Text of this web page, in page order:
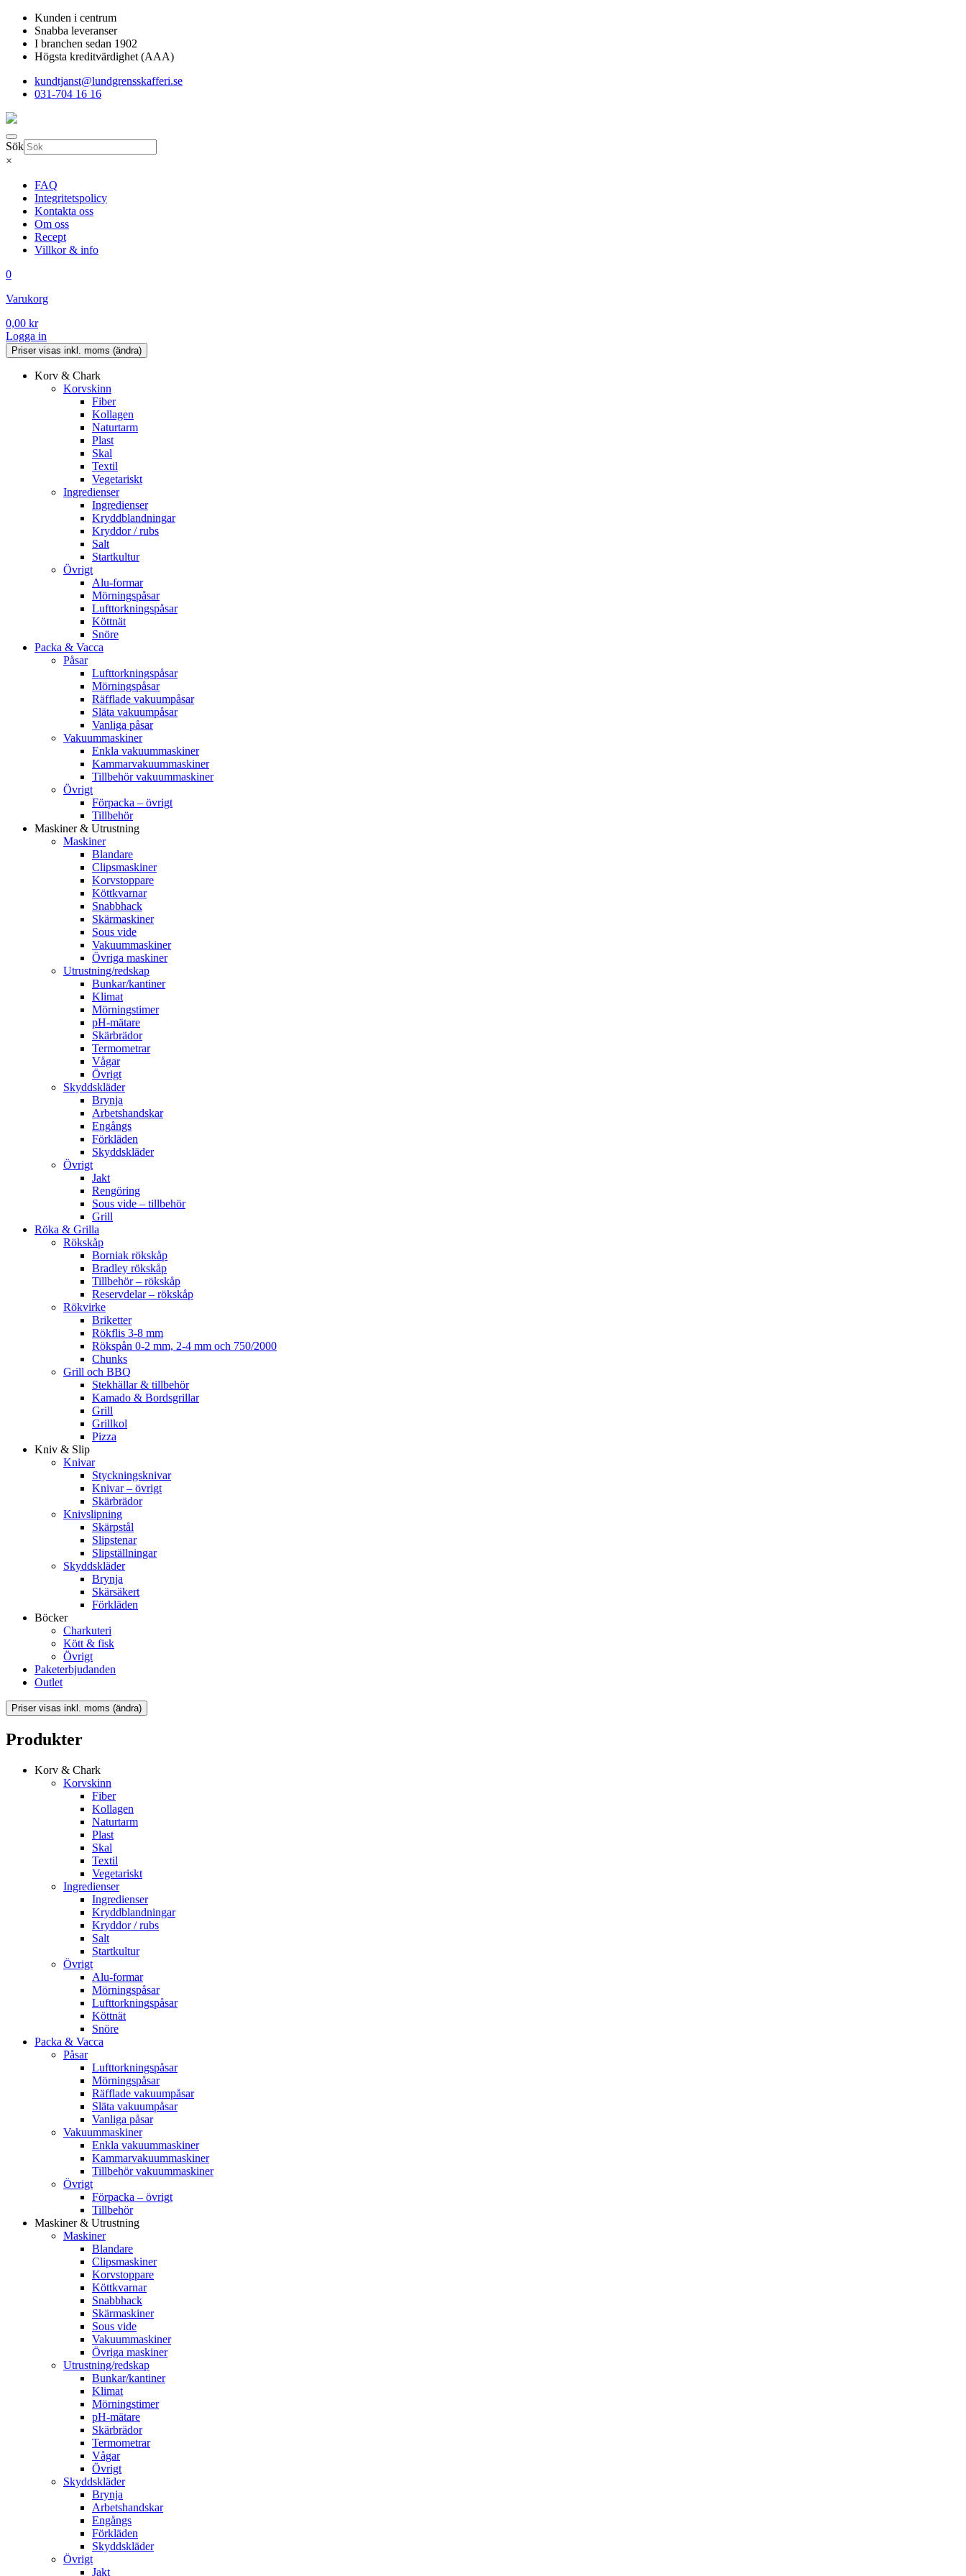
Kunden i centrum
Snabba leveranser
I branchen sedan 1902
Högsta kreditvärdighet (AAA)
kundtjanst@lundgrensskafferi.se
031-704 16 16
Sök
×
FAQ
Integritetspolicy
Kontakta oss
Om oss
Recept
Villkor & info
0
Varukorg
0,00 kr
Logga in
Korv & Chark
Korvskinn
Fiber
Kollagen
Naturtarm
Plast
Skal
Textil
Vegetariskt
Ingredienser
Ingredienser
Kryddblandningar
Kryddor / rubs
Salt
Startkultur
Övrigt
Alu-formar
Mörningspåsar
Lufttorkningspåsar
Köttnät
Snöre
Packa & Vacca
Påsar
Lufttorkningspåsar
Mörningspåsar
Räfflade vakuumpåsar
Släta vakuumpåsar
Vanliga påsar
Vakuummaskiner
Enkla vakuummaskiner
Kammarvakuummaskiner
Tillbehör vakuummaskiner
Övrigt
Förpacka – övrigt
Tillbehör
Maskiner & Utrustning
Maskiner
Blandare
Clipsmaskiner
Korvstoppare
Köttkvarnar
Snabbhack
Skärmaskiner
Sous vide
Vakuummaskiner
Övriga maskiner
Utrustning/redskap
Bunkar/kantiner
Klimat
Mörningstimer
pH-mätare
Skärbrädor
Termometrar
Vågar
Övrigt
Skyddskläder
Brynja
Arbetshandskar
Engångs
Förkläden
Skyddskläder
Övrigt
Jakt
Rengöring
Sous vide – tillbehör
Grill
Röka & Grilla
Rökskåp
Borniak rökskåp
Bradley rökskåp
Tillbehör – rökskåp
Reservdelar – rökskåp
Rökvirke
Briketter
Rökflis 3-8 mm
Rökspån 0-2 mm, 2-4 mm och 750/2000
Chunks
Grill och BBQ
Stekhällar & tillbehör
Kamado & Bordsgrillar
Grill
Grillkol
Pizza
Kniv & Slip
Knivar
Styckningsknivar
Knivar – övrigt
Skärbrädor
Knivslipning
Skärpstål
Slipstenar
Slipställningar
Skyddskläder
Brynja
Skärsäkert
Förkläden
Böcker
Charkuteri
Kött & fisk
Övrigt
Paketerbjudanden
Outlet
Produkter
Korv & Chark
Korvskinn
Fiber
Kollagen
Naturtarm
Plast
Skal
Textil
Vegetariskt
Ingredienser
Ingredienser
Kryddblandningar
Kryddor / rubs
Salt
Startkultur
Övrigt
Alu-formar
Mörningspåsar
Lufttorkningspåsar
Köttnät
Snöre
Packa & Vacca
Påsar
Lufttorkningspåsar
Mörningspåsar
Räfflade vakuumpåsar
Släta vakuumpåsar
Vanliga påsar
Vakuummaskiner
Enkla vakuummaskiner
Kammarvakuummaskiner
Tillbehör vakuummaskiner
Övrigt
Förpacka – övrigt
Tillbehör
Maskiner & Utrustning
Maskiner
Blandare
Clipsmaskiner
Korvstoppare
Köttkvarnar
Snabbhack
Skärmaskiner
Sous vide
Vakuummaskiner
Övriga maskiner
Utrustning/redskap
Bunkar/kantiner
Klimat
Mörningstimer
pH-mätare
Skärbrädor
Termometrar
Vågar
Övrigt
Skyddskläder
Brynja
Arbetshandskar
Engångs
Förkläden
Skyddskläder
Övrigt
Jakt